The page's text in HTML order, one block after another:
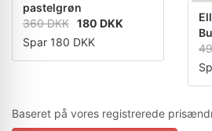
pastelgrøn
360 DKK 180 DKK
Spar 180 DKK
Baseret på vores registrerede